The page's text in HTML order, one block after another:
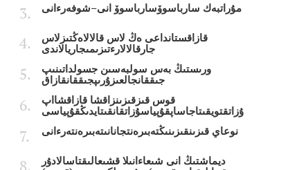
مۇراتبەك سارباسوۆسارباسوۆ انى–شوفەرءانى
قازاقستانداعى ەڭ لاس قالالاەڭتىزلاس
جارقالالارءتىزىمىجاريالاندى
ورىستىڭ بەس سولبەسىن جسولداتىنىپ
جىققانجالعىزۇرىپجىققانقازاق
قوس قىزقىزىنزاقشا قازاقشااپ
ۇزاتقتويقىتاجاساپقۇپياسۇزاتقانقىتايدىڭقۇپياسى
نوعاي قىزىنقىزىنىڭتەبىرەنتجانانىتەبىرەنتەرءانى
ديماشتىڭ انى شىعاءانىلا قشىعالىقتاسالادۇر